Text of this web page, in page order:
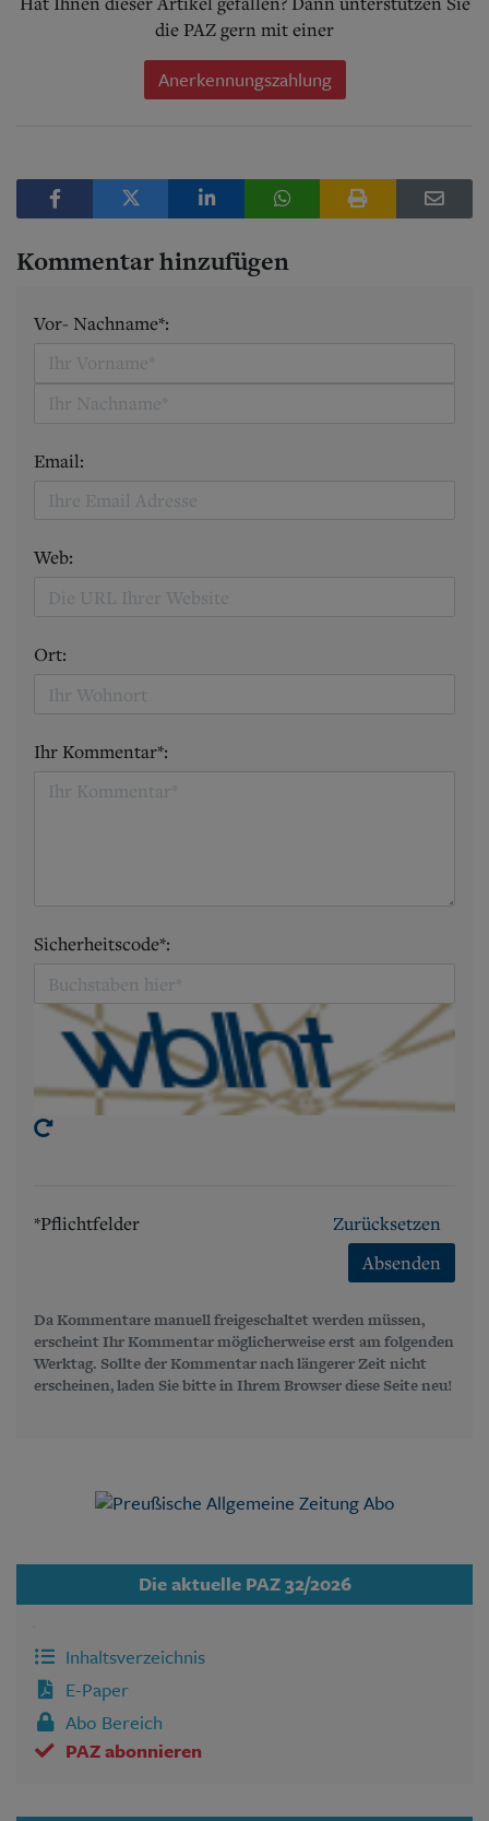
die PAZ gern mit einer
Anerkennungszahlung
Kommentar hinzufügen
Vor- Nachname*:
Email:
Web:
Ort:
Ihr Kommentar*:
Sicherheitscode*:
*Pflichtfelder
Zurücksetzen
Absenden
Da Kommentare manuell freigeschaltet werden müssen,
erscheint Ihr Kommentar möglicherweise erst am folgenden
Werktag. Sollte der Kommentar nach längerer Zeit nicht
erscheinen, laden Sie bitte in Ihrem Browser diese Seite neu!
Die aktuelle PAZ 32/2026
Inhaltsverzeichnis
E-Paper
Abo Bereich
PAZ abonnieren